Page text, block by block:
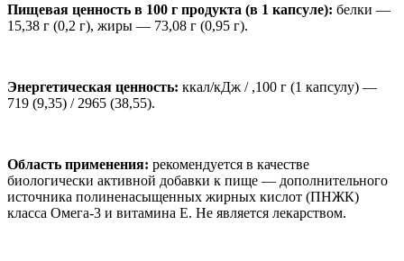
Пищевая ценность в 100 г продукта (в 1 капсуле): белки —
15,38 г (0,2 г), жиры — 73,08 г (0,95 г).
Энергетическая ценность: ккал/кДж / ,100 г (1 капсулу) —
719 (9,35) / 2965 (38,55).
Область применения: рекомендуется в качестве
биологически активной добавки к пище — дополнительного
источника полиненасыщенных жирных кислот (ПНЖК)
класса Омега-3 и витамина Е. Не является лекарством.